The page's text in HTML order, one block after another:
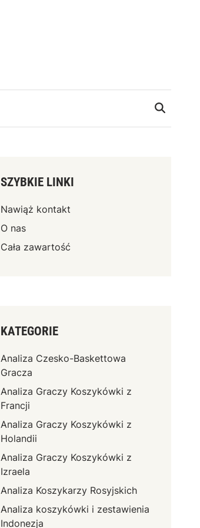
SZYBKIE LINKI
Nawiąż kontakt
O nas
Cała zawartość
KATEGORIE
Analiza Czesko-Baskettowa
Gracza
Analiza Graczy Koszykówki z
Francji
Analiza Graczy Koszykówki z
Holandii
Analiza Graczy Koszykówki z
Izraela
Analiza Koszykarzy Rosyjskich
Analiza koszykówki i zestawienia
Indonezja